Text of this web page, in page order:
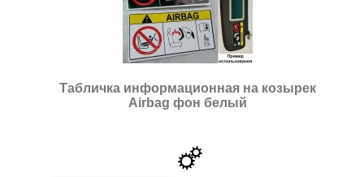
Табличка информационная на козырек
Airbag фон белый